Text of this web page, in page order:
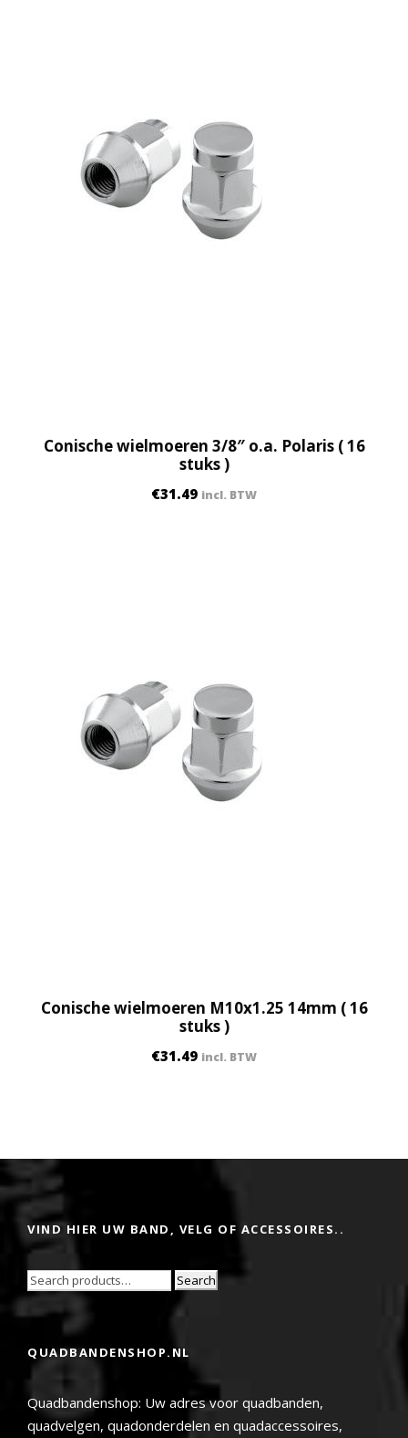
Conische wielmoeren 3/8″ o.a. Polaris ( 16
stuks )
€31.49 incl. BTW
Conische wielmoeren M10x1.25 14mm ( 16
stuks )
€31.49 incl. BTW
VIND HIER UW BAND, VELG OF ACCESSOIRES..
Search
QUADBANDENSHOP.NL
Quadbandenshop: Uw adres voor quadbanden,
quadvelgen, quadonderdelen en quadaccessoires,